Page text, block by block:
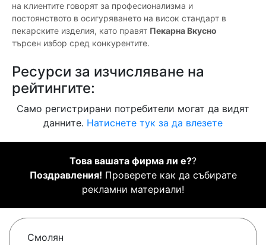
на клиентите говорят за професионализма и
постоянството в осигуряването на висок стандарт в
пекарските изделия, като правят Пекарна Вкусно
търсен избор сред конкурентите.
Ресурси за изчисляване на
рейтингите:
Само регистрирани потребители могат да видят
данните. Натиснете тук за да влезете
Това вашата фирма ли е??
Поздравления! Проверете как да събирате
рекламни материали!
Смолян